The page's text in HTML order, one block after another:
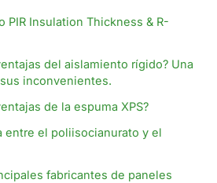
PIR Insulation Thickness & R-
del aislamiento rígido? Una
inconvenientes.
de la espuma XPS?
entre el poliisocianurato y el
fabricantes de paneles